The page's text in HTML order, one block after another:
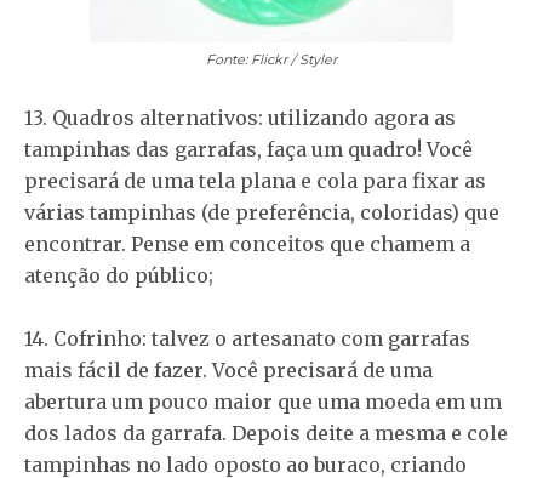
Fonte: Flickr / Styler
13. Quadros alternativos: utilizando agora as
tampinhas das garrafas, faça um quadro! Você
precisará de uma tela plana e cola para fixar as
várias tampinhas (de preferência, coloridas) que
encontrar. Pense em conceitos que chamem a
atenção do público;
14. Cofrinho: talvez o artesanato com garrafas
mais fácil de fazer. Você precisará de uma
abertura um pouco maior que uma moeda em um
dos lados da garrafa. Depois deite a mesma e cole
tampinhas no lado oposto ao buraco, criando